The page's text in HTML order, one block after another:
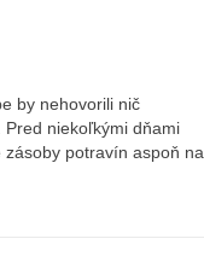
by nehovorili nič
niekoľkými dňami
potravín aspoň na